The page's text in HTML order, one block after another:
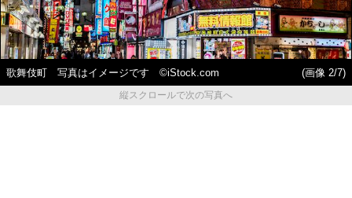
歌舞伎町 写真はイメージです ©iStock.com
(画像 2/7)
縦スクロールで次の写真へ